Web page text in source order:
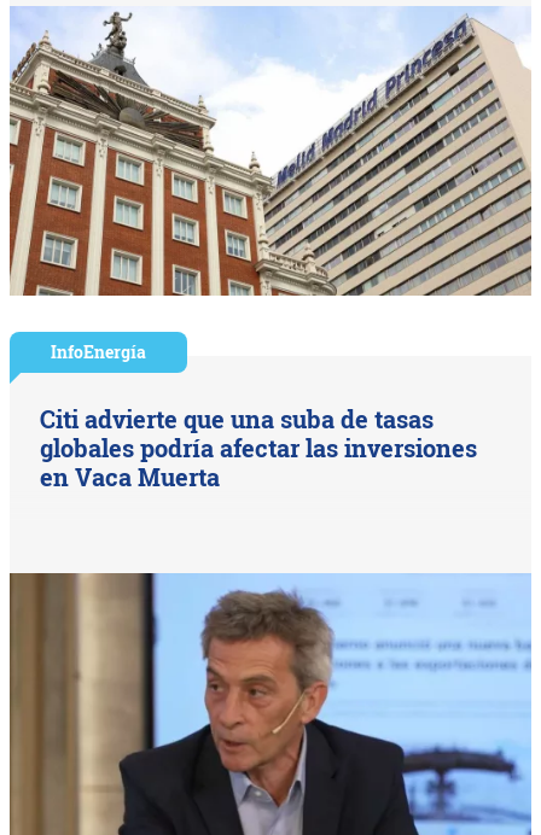
InfoEnergía
Citi advierte que una suba de tasas
globales podría afectar las inversiones
en Vaca Muerta